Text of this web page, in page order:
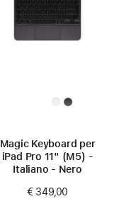
Magic Keyboard per
iPad Pro 11" (M5) -
Italiano - Nero
€ 349,00